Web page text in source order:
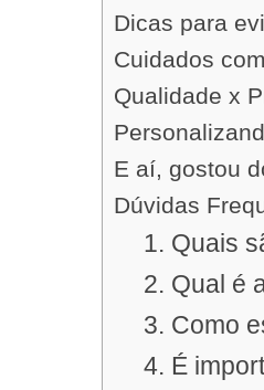
Dicas para
Cuidados
Qualidade x
E aí, gostou
Dúvidas
1. Quais
2. Qual é
3. Como
4. É